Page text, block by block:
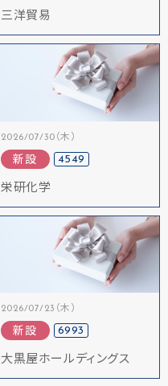
三洋貿易
2026/07/30（木）
新設 4549
栄研化学
2026/07/23（木）
新設 6993
大黒屋ホールディングス